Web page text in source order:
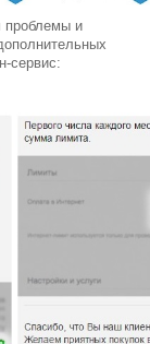
проблемы и
сервис: